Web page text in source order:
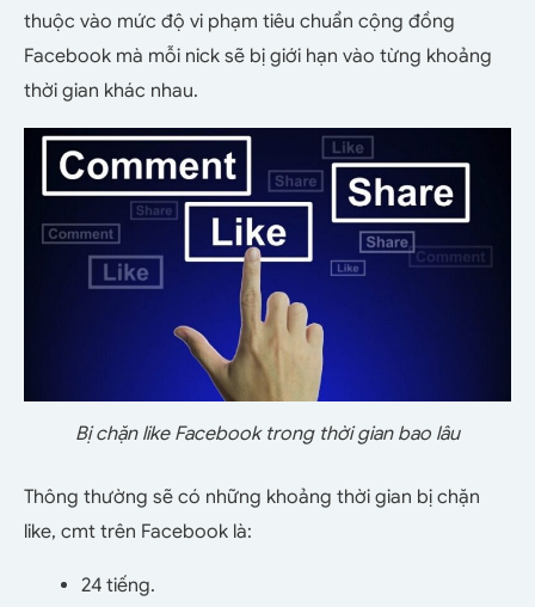
thuộc vào mức độ vi phạm tiêu chuẩn cộng đồng
Facebook mà mỗi nick sẽ bị giới hạn vào từng khoảng
thời gian khác nhau.
Bị chặn like Facebook trong thời gian bao lâu
Thông thường sẽ có những khoảng thời gian bị chặn
like, cmt trên Facebook là:
24 tiếng.